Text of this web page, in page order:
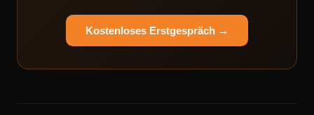
Kostenloses Erstgespräch →